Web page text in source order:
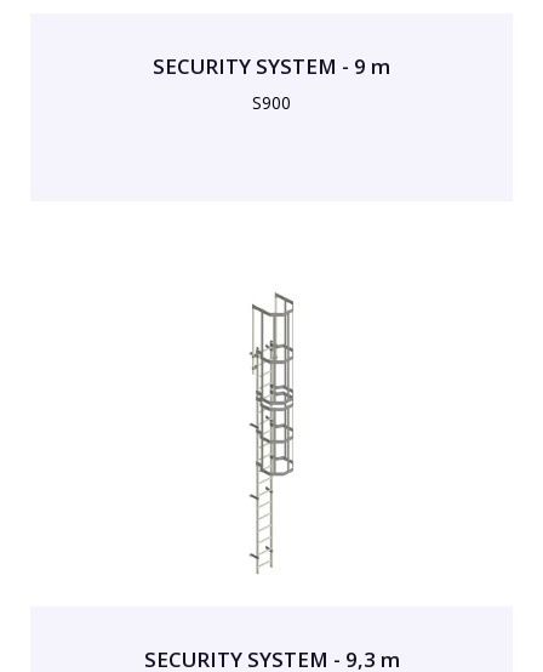
SECURITY SYSTEM - 9 m
S900
SECURITY SYSTEM - 9,3 m